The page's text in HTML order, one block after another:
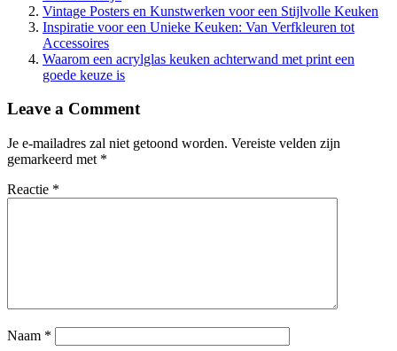
Vintage Posters en Kunstwerken voor een Stijlvolle Keuken
Inspiratie voor een Unieke Keuken: Van Verfkleuren tot
Accessoires
Waarom een acrylglas keuken achterwand met print een
goede keuze is
Leave a Comment
Je e-mailadres zal niet getoond worden. Vereiste velden zijn
gemarkeerd met *
Reactie *
Naam *